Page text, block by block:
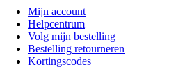
Mijn account
Helpcentrum
Volg mijn bestelling
Bestelling retourneren
Kortingscodes